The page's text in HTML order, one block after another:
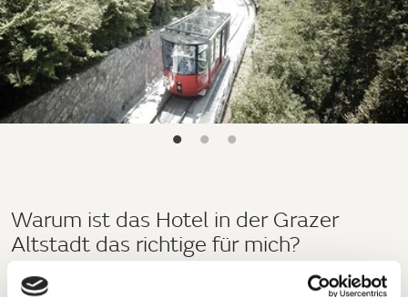
Warum ist das Hotel in der Grazer
Altstadt das richtige für mich?
Der klassische Wochenendtourist
schätzt die zentrale Lage des